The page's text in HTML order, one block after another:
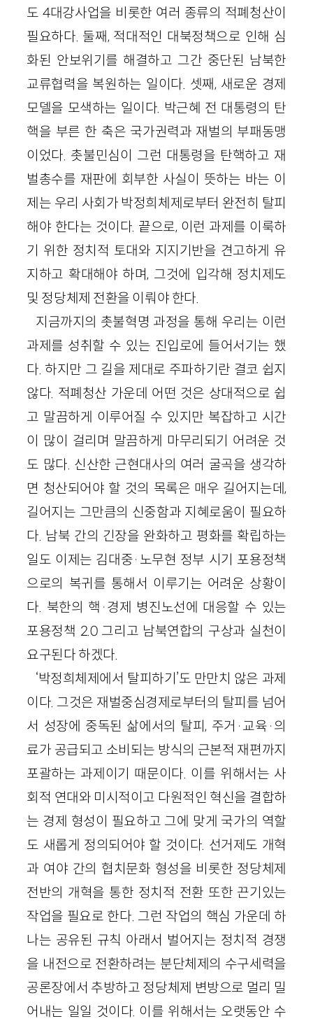
도 4대강사업을 비롯한 여러 종류의 적폐청산이
필요하다. 둘째, 적대적인 대북정책으로 인해 심
화된 안보위기를 해결하고 그간 중단된 남북한
교류협력을 복원하는 일이다. 셋째, 새로운 경제
모델을 모색하는 일이다. 박근혜 전 대통령의 탄
핵을 부른 한 축은 국가권력과 재벌의 부패동맹
이었다. 촛불민심이 그런 대통령을 탄핵하고 재
벌총수를 재판에 회부한 사실이 뜻하는 바는 이
제는 우리 사회가 박정희체제로부터 완전히 탈피
해야 한다는 것이다. 끝으로, 이런 과제를 이룩하
기 위한 정치적 토대와 지지기반을 견고하게 유
지하고 확대해야 하며, 그것에 입각해 정치제도
및 정당체제 전환을 이뤄야 한다.
지금까지의 촛불혁명 과정을 통해 우리는 이런
과제를 성취할 수 있는 진입로에 들어서기는 했
다. 하지만 그 길을 제대로 주파하기란 결코 쉽지
않다. 적폐청산 가운데 어떤 것은 상대적으로 쉽
고 말끔하게 이루어질 수 있지만 복잡하고 시간
이 많이 걸리며 말끔하게 마무리되기 어려운 것
도 많다. 신산한 근현대사의 여러 굴곡을 생각하
면 청산되어야 할 것의 목록은 매우 길어지는데,
길어지는 그만큼의 신중함과 지혜로움이 필요하
다. 남북 간의 긴장을 완화하고 평화를 확립하는
일도 이제는 김대중·노무현 정부 시기 포용정책
으로의 복귀를 통해서 이루기는 어려운 상황이
다. 북한의 핵·경제 병진노선에 대응할 수 있는
포용정책 2.0 그리고 남북연합의 구상과 실천이
요구된다 하겠다.
‘박정희체제에서 탈피하기’도 만만치 않은 과제
이다. 그것은 재벌중심경제로부터의 탈피를 넘어
서 성장에 중독된 삶에서의 탈피, 주거·교육·의
료가 공급되고 소비되는 방식의 근본적 재편까지
포괄하는 과제이기 때문이다. 이를 위해서는 사
회적 연대와 미시적이고 다원적인 혁신을 결합하
는 경제 형성이 필요하고 그에 맞게 국가의 역할
도 새롭게 정의되어야 할 것이다. 선거제도 개혁
과 여야 간의 협치문화 형성을 비롯한 정당체제
전반의 개혁을 통한 정치적 전환 또한 끈기있는
작업을 필요로 한다. 그런 작업의 핵심 가운데 하
나는 공유된 규칙 아래서 벌어지는 정치적 경쟁
을 내전으로 전환하려는 분단체제의 수구세력을
공론장에서 추방하고 정당체제 변방으로 멀리 밀
어내는 일일 것이다. 이를 위해서는 오랫동안 수